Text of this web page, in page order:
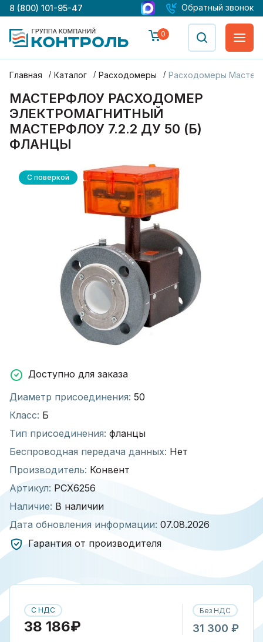
8 (800) 101-95-47 Обратный звонок
0
Главная Каталог Расходомеры Расходомеры
МАСТЕРФЛОУ РАСХОДОМЕР
ЭЛЕКТРОМАГНИТНЫЙ
МАСТЕРФЛОУ 7.2.2 ДУ 50 (Б)
ФЛАНЦЫ
С поверкой
Доступно для заказа
Диаметр присоединения: 50
Класс: Б
Тип присоединения: фланцы
Беспроводная передача данных: Нет
Производитель: Конвент
Артикул: РСХ6256
Наличие: В наличии
Дата обновления информации: 07.08.2026
Гарантия от производителя
С НДС
38 186₽
Без НДС
31 300 ₽